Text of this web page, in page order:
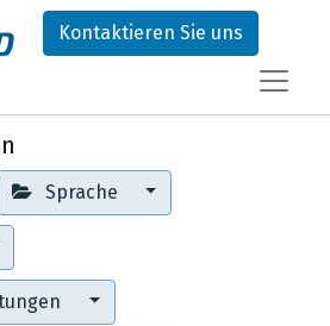
Kontaktieren Sie uns
Sprache